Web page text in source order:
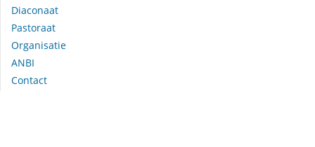
Diaconaat
Pastoraat
Organisatie
ANBI
Contact